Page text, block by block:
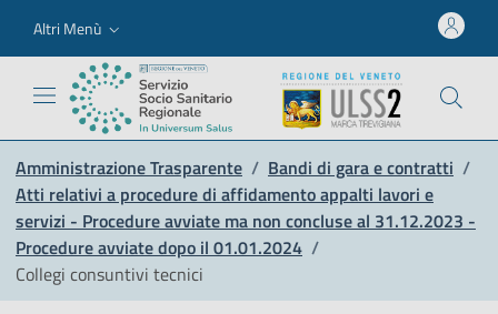
Altri Menù
Amministrazione Trasparente / Bandi di gara e contratti /
Atti relativi a procedure di affidamento appalti lavori e
servizi - Procedure avviate ma non concluse al 31.12.2023 -
Procedure avviate dopo il 01.01.2024 /
Collegi consuntivi tecnici